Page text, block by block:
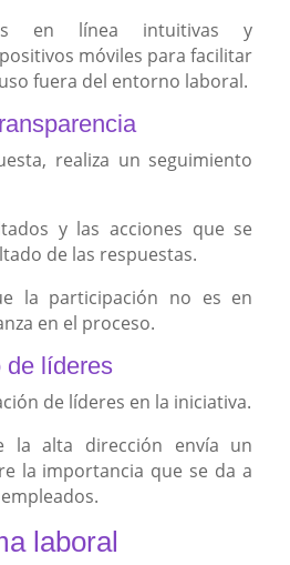
en línea intuitivas y
móviles para facilitar
fuera del entorno laboral.
realiza un seguimiento
y las acciones que se
de las respuestas.
la participación no es en
en el proceso.
de líderes
de líderes en la iniciativa.
la alta dirección envía un
la importancia que se da a
laboral